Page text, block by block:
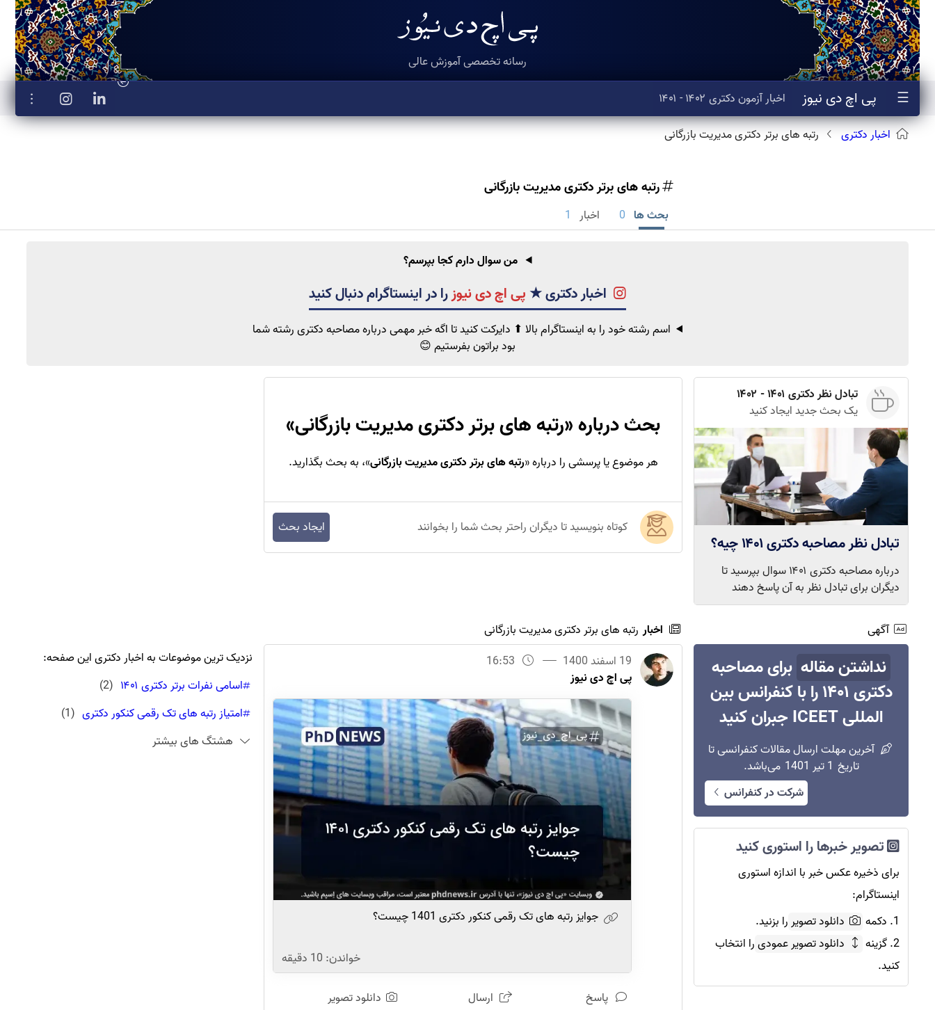
☰ پی اچ دی نیوز اخبارآزموندکتری
رسانه تخصصی آموزش عالی
اخبار دکتری رتبه های برتر دکتری مدیریت بازرگانی
رتبه های برتر دکتری مدیریت بازرگانی
بحث ها 0 اخبار 1
من سوال دارم کجا بپرسم؟
اخبار دکتری★پی اچ دی نیوز
اسم رشته خود را به اینستاگرام بالا ⬆ دایرکت کنید تا اگه خبر مهمیدرباره مصاحبه دکتری رشته شما
بود براتون بفرستیم 😊
بحث درباره «رتبه های برتر دکتری مدیریت بازرگانی»
هر موضوع یا پرسشی را درباره «رتبه های برتر دکتری مدیریت بازرگانی»، به بحث بگذارید.
کوتاه بنویسید تا دیگران راحتر بحث شما را بخوانند ایجاد بحث
تبادل نظر دکتری ۱۴۰۱ - ۱۴۰۲
یک بحث جدید ایجاد کنید
تبادل نظر مصاحبه دکتری ۱۴۰۱ چیه؟
درباره مصاحبه دکتری ۱۴۰۱ سوال بپرسید تا
دیگران برای تبادل نظر به آن پاسخ دهند
آگهی
نداشتن مقاله برای مصاحبه
دکتری ۱۴۰۱ را با کنفرانس بین
المللی ICEET جبران کنید
آخرین مهلت ارسال مقالات کنفرانسی تا
تاریخ 1 تیر 1401
می‌باشد.
شرکت در کنفرانس
تصویر خبرها را استوری کنید
برای ذخیره عکس خبر با اندازه استوری
اینستاگرام:
1. دکمه
دانلود تصویررا بزنید.
2. گزینه
دانلود تصویر عمودیرا انتخاب
کنید.
اخبار رتبه های برتر دکتری مدیریت بازرگانی
19 اسفند 1400
16:53
پی اچ دی نیوز
جوایز رتبه های تک رقمی کنکور دکتری 1401 چیست؟
خواندن: 10 دقیقه
پاسخ ارسال دانلود تصویر
نزدیک ترین موضوعات به اخبار دکتری این صفحه:
اسامی نفرات برتر دکتری ۱۴۰۱
(
2
)
امتیاز رتبه های تک رقمی کنکور دکتری (
1
)
رتبه برتر دکتری روانشناسی بالینی
هشتگ های بیشتر